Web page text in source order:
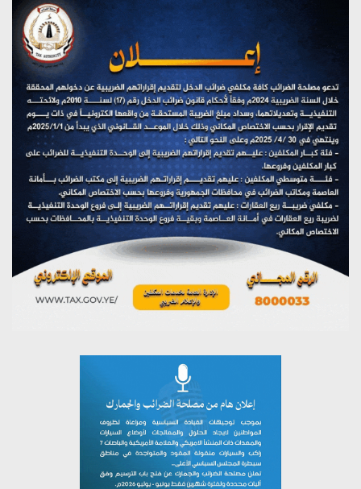
(نحن لا نهزم) بث مباشر
تستمعون لبرنامج (هندسة الوهم)
يوليو 28, 2026
مؤتمر صحفي لمركز عين الإنسانية حول جرائم تحالف العدوان
على اليمن
يوليو 27, 2026
تستمعون لبرنامج (مع السيد القائد)
يوليو 26, 2026